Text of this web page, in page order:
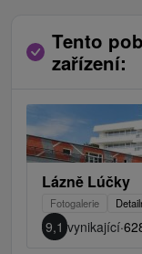
Tento
zařízení:
Lázně Lúčky
Fotogalerie
9,1 vynikající·